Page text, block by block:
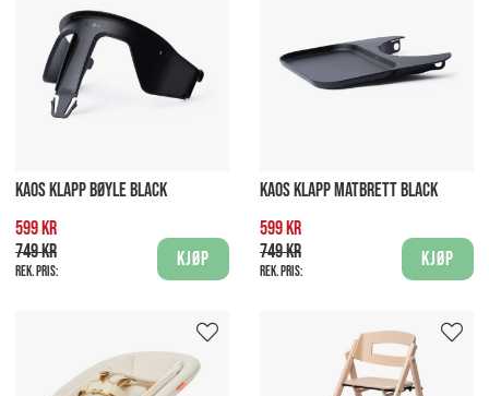
KAOS KLAPP BØYLE BLACK
599 kr
749 kr
Rek. pris:
Kjøp
KAOS KLAPP MATBRETT BLACK
599 kr
749 kr
Rek. pris:
Kjøp